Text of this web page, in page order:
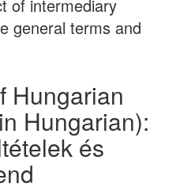
of intermediary
general terms and
Hungarian
Hungarian):
és